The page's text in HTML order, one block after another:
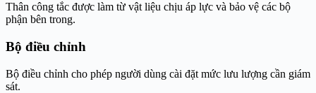
Thân công tắc được làm từ vật liệu chịu áp lực và bảo vệ các bộ
phận bên trong.
Bộ điều chỉnh
Bộ điều chỉnh cho phép người dùng cài đặt mức lưu lượng cần giám
sát.